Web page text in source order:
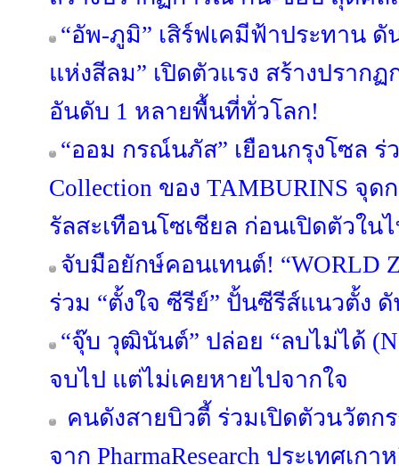
“อัพ-ภูมิ” เสิร์ฟเคมีฟ้าประทาน ดั
แห่งสีลม” เปิดตัวแรง สร้างปราก
อันดับ 1 หลายพื้นที่ทั่วโลก!
“ออม กรณ์นภัส” เยือนกรุงโซล
Collection ของ TAMBURINS จุด
รัลสะเทือนโซเชียล ก่อนเปิดตัวใน
จับมือยักษ์คอนเทนต์! “WORLD
ร่วม “ตั้งใจ ซีรีย์” ปั้นซีรีส์แนวตั้ง
“จุ๊บ วุฒินันต์” ปล่อย “ลบไม่ได้
จบไป แต่ไม่เคยหายไปจากใจ
คนดังสายบิวตี้ ร่วมเปิดตัวนวัตก
จาก PharmaResearch ประเทศเกา